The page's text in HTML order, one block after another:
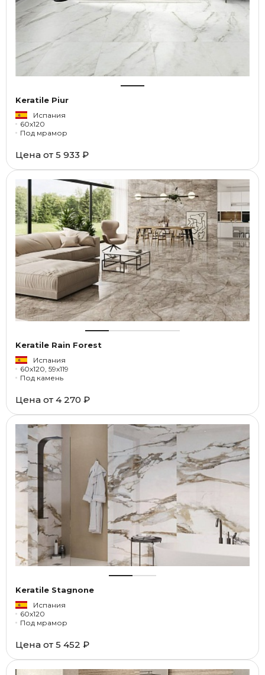
Keratile Piur
Испания
60x120
Под мрамор
Цена от 5 933 ₽
Keratile Rain Forest
Испания
60x120, 59x119
Под камень
Цена от 4 270 ₽
Keratile Stagnone
Испания
60x120
Под мрамор
Цена от 5 452 ₽